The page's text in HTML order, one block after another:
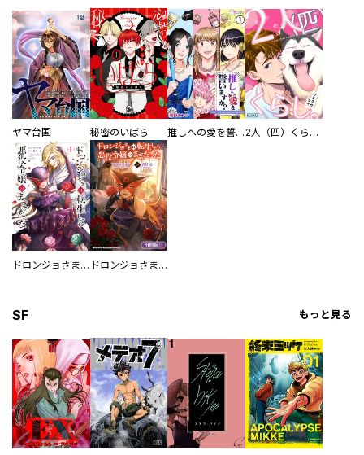
ヤマ台国 秘密のいばら 推しへの愛を誓いますか？～アラサー女子、推しは逃げぬが人生逃げる～ 2人（匹）くらし。
ドロンジョさまは転生しても悪役令嬢のままだった ドロンジョさまは転生しても悪役令嬢のままだった【分冊版】
SF もっと見る